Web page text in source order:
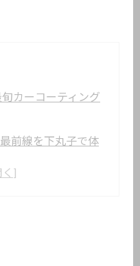
カーコーティング
前線を下丸子で体